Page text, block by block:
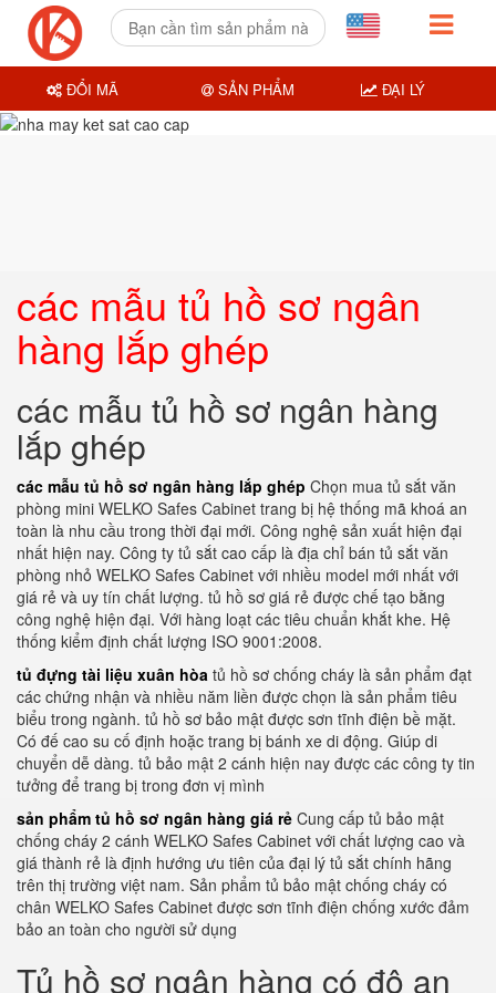
các mẫu tủ hồ sơ ngân
hàng lắp ghép
các mẫu tủ hồ sơ ngân hàng
lắp ghép
các mẫu tủ hồ sơ ngân hàng lắp ghép Chọn mua tủ sắt văn
phòng mini WELKO Safes Cabinet trang bị hệ thống mã khoá an
toàn là nhu cầu trong thời đại mới. Công nghệ sản xuất hiện đại
nhất hiện nay. Công ty tủ sắt cao cấp là địa chỉ bán tủ sắt văn
phòng nhỏ WELKO Safes Cabinet với nhiều model mới nhất với
giá rẻ và uy tín chất lượng. tủ hồ sơ giá rẻ được chế tạo bằng
công nghệ hiện đại. Với hàng loạt các tiêu chuẩn khắt khe. Hệ
thống kiểm định chất lượng ISO 9001:2008.
tủ đựng tài liệu xuân hòa tủ hồ sơ chống cháy là sản phẩm đạt
các chứng nhận và nhiều năm liền được chọn là sản phẩm tiêu
biểu trong ngành. tủ hồ sơ bảo mật được sơn tĩnh điện bề mặt.
Có đế cao su cố định hoặc trang bị bánh xe di động. Giúp di
chuyển dễ dàng. tủ bảo mật 2 cánh hiện nay được các công ty tin
tưởng để trang bị trong đơn vị mình
sản phẩm tủ hồ sơ ngân hàng giá rẻ Cung cấp tủ bảo mật
chống cháy 2 cánh WELKO Safes Cabinet với chất lượng cao và
giá thành rẻ là định hướng ưu tiên của đại lý tủ sắt chính hãng
trên thị trường việt nam. Sản phẩm tủ bảo mật chống cháy có
chân WELKO Safes Cabinet được sơn tĩnh điện chống xước đảm
bảo an toàn cho người sử dụng
Tủ hồ sơ ngân hàng có độ an
ĐỔI MÃ SẢN PHẨM ĐẠI LÝ